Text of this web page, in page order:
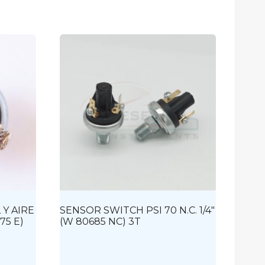
AIRE
E)
SENSOR SWITCH PSI 70 N.C. 1/4″
(W 80685 NC) 3T